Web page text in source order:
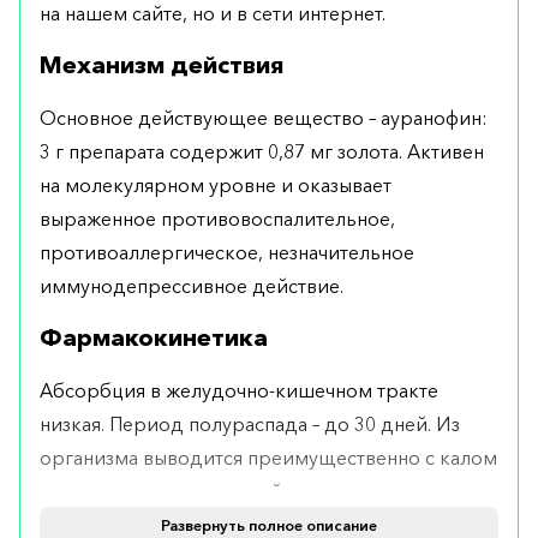
на нашем сайте, но и в сети интернет.
Механизм действия
Основное действующее вещество – ауранофин:
3 г препарата содержит 0,87 мг золота. Активен
на молекулярном уровне и оказывает
выраженное противовоспалительное,
противоаллергическое, незначительное
иммунодепрессивное действие.
Фармакокинетика
Абсорбция в желудочно-кишечном тракте
низкая. Период полураспада – до 30 дней. Из
организма выводится преимущественно с калом
и лишь немного – с мочой.
Развернуть полное описание